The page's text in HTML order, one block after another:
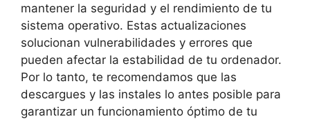
mantener la seguridad y el rendimiento de tu
sistema operativo. Estas actualizaciones
solucionan vulnerabilidades y errores que
pueden afectar la estabilidad de tu ordenador.
Por lo tanto, te recomendamos que las
descargues y las instales lo antes posible para
garantizar un funcionamiento óptimo de tu